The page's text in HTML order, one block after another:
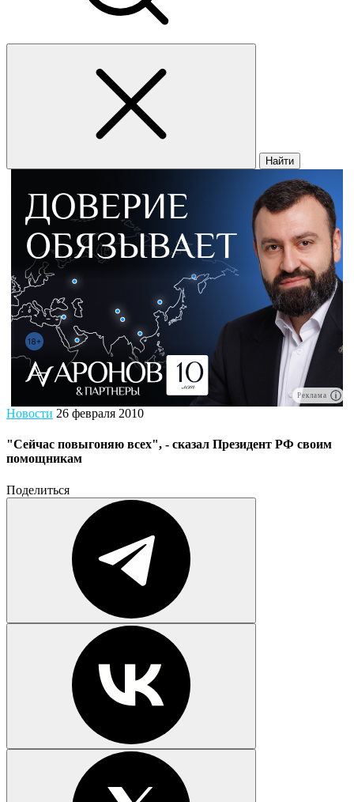
Найти
Реклама
Новости 26 февраля 2010
"Сейчас повыгоняю всех", - сказал Президент РФ своим
помощникам
Поделиться